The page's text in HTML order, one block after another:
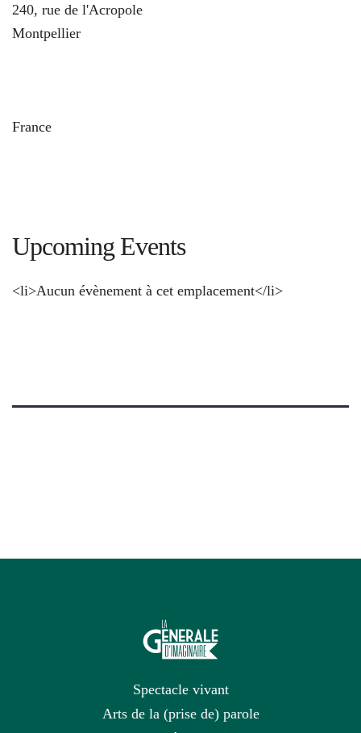
240, rue de l'Acropole
Montpellier
France
Upcoming Events
<li>Aucun évènement à cet emplacement</li>
Spectacle vivant
Arts de la (prise de) parole